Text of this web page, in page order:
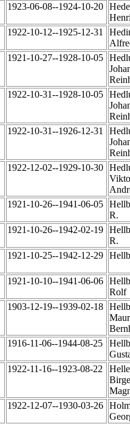
1923-06-08--1924-10-20
1922-10-12--1925-12-31
1921-10-27--1928-10-05
1922-10-31--1928-10-05
1922-10-31--1926-12-31
1922-12-02--1929-10-30
1921-10-26--1941-06-05
R.
1921-10-26--1942-02-19
R.
1921-10-25--1942-12-29
1921-10-10--1941-06-06
Rolf
1903-12-19--1939-02-18
1916-11-06--1944-08-25
1922-11-16--1923-08-22
1922-12-07--1930-03-26